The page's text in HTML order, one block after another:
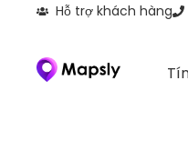
Hỗ trợ khách hàng